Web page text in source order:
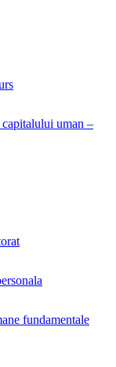
uman –
fundamentale